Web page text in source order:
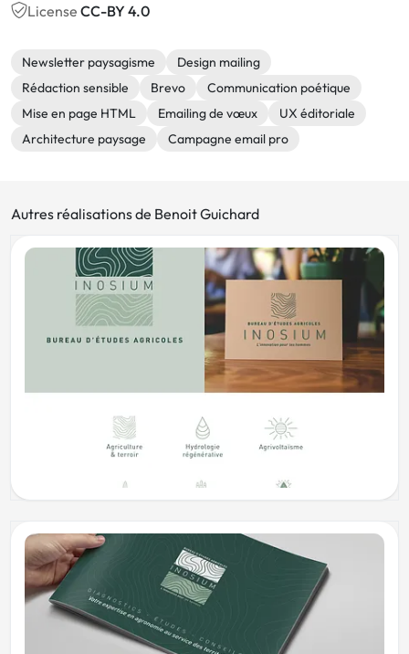
License CC-BY 4.0
Newsletter paysagisme
Design mailing
Rédaction sensible
Brevo
Communication poétique
Mise en page HTML
Emailing de vœux
UX éditoriale
Architecture paysage
Campagne email pro
Autres réalisations de Benoit Guichard